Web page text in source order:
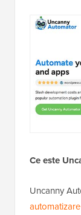
Ce este
Uncanny